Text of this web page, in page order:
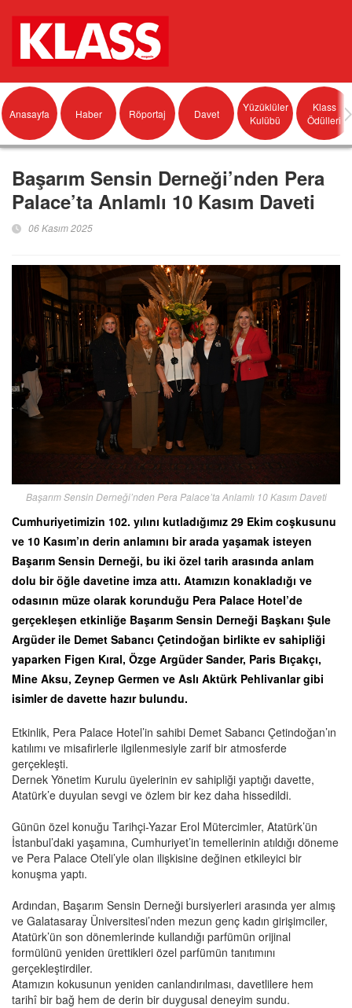
Anasayfa Haber Röportaj Davet
Yüzüklüler
Kulübü
Klass
Ödülleri
Başarım Sensin Derneği’nden Pera
Palace’ta Anlamlı 10 Kasım Daveti
06 Kasım 2025
Başarım Sensin Derneği’nden Pera Palace’ta Anlamlı 10 Kasım Daveti
Cumhuriyetimizin 102. yılını kutladığımız 29 Ekim coşkusunu
ve 10 Kasım’ın derin anlamını bir arada yaşamak isteyen
Başarım Sensin Derneği, bu iki özel tarih arasında anlam
dolu bir öğle davetine imza attı. Atamızın konakladığı ve
odasının müze olarak korunduğu Pera Palace Hotel’de
gerçekleşen etkinliğe Başarım Sensin Derneği Başkanı Şule
Argüder ile Demet Sabancı Çetindoğan birlikte ev sahipliği
yaparken Figen Kıral, Özge Argüder Sander, Paris Bıçakçı,
Mine Aksu, Zeynep Germen ve Aslı Aktürk Pehlivanlar gibi
isimler de davette hazır bulundu.
Etkinlik, Pera Palace Hotel’in sahibi Demet Sabancı Çetindoğan’ın
katılımı ve misafirlerle ilgilenmesiyle zarif bir atmosferde
gerçekleşti.
Dernek Yönetim Kurulu üyelerinin ev sahipliği yaptığı davette,
Atatürk’e duyulan sevgi ve özlem bir kez daha hissedildi.
Günün özel konuğu Tarihçi-Yazar Erol Mütercimler, Atatürk’ün
İstanbul’daki yaşamına, Cumhuriyet’in temellerinin atıldığı döneme
ve Pera Palace Oteli’yle olan ilişkisine değinen etkileyici bir
konuşma yaptı.
Ardından, Başarım Sensin Derneği bursiyerleri arasında yer almış
ve Galatasaray Üniversitesi’nden mezun genç kadın girişimciler,
Atatürk’ün son dönemlerinde kullandığı parfümün orijinal
formülünü yeniden ürettikleri özel parfümün tanıtımını
gerçekleştirdiler.
Atamızın kokusunun yeniden canlandırılması, davetlilere hem
tarihî bir bağ hem de derin bir duygusal deneyim sundu.